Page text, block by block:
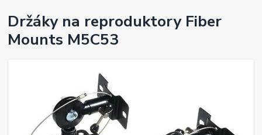
Držáky na reproduktory Fiber
Mounts M5C53